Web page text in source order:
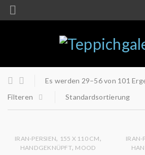
Es werden 29–56 von 101
Filteren
Standardsortierung
IRAN-PERSIEN, 155 X 110 CM,
HANDGEKNÜPFT, MOOD
IRAN-